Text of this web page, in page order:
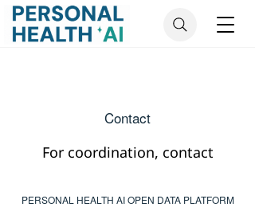
Contact
For coordination, contact
PERSONAL HEALTH AI OPEN DATA PLATFORM